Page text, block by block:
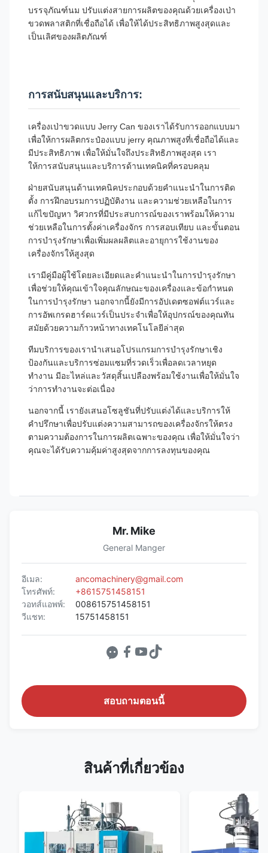
บรรจุภัณฑ์นม ปรับแต่งสายการผลิตของคุณด้วยเครื่องเป่า
ขวดพลาสติกที่เชื่อถือได้ เพื่อให้ได้ประสิทธิภาพสูงสุดและ
เป็นเลิศของผลิตภัณฑ์
การสนับสนุนและบริการ:
เครื่องเป่าขวดแบบ Jerry Can ของเราได้รับการออกแบบมา
เพื่อให้การผลิตกระป๋องแบบ jerry คุณภาพสูงที่เชื่อถือได้และ
มีประสิทธิภาพ เพื่อให้มั่นใจถึงประสิทธิภาพสูงสุด เรา
ให้การสนับสนุนและบริการด้านเทคนิคที่ครอบคลุม
ฝ่ายสนับสนุนด้านเทคนิคประกอบด้วยคำแนะนำในการติด
ตั้ง การฝึกอบรมการปฏิบัติงาน และความช่วยเหลือในการ
แก้ไขปัญหา วิศวกรที่มีประสบการณ์ของเราพร้อมให้ความ
ช่วยเหลือในการตั้งค่าเครื่องจักร การสอบเทียบ และขั้นตอน
การบำรุงรักษาเพื่อเพิ่มผลผลิตและอายุการใช้งานของ
เครื่องจักรให้สูงสุด
เรามีคู่มือผู้ใช้โดยละเอียดและคำแนะนำในการบำรุงรักษา
เพื่อช่วยให้คุณเข้าใจคุณลักษณะของเครื่องและข้อกำหนด
ในการบำรุงรักษา นอกจากนี้ยังมีการอัปเดตซอฟต์แวร์และ
การอัพเกรดฮาร์ดแวร์เป็นประจำเพื่อให้อุปกรณ์ของคุณทัน
สมัยด้วยความก้าวหน้าทางเทคโนโลยีล่าสุด
ทีมบริการของเรานำเสนอโปรแกรมการบำรุงรักษาเชิง
ป้องกันและบริการซ่อมแซมที่รวดเร็วเพื่อลดเวลาหยุด
ทำงาน มีอะไหล่และวัสดุสิ้นเปลืองพร้อมใช้งานเพื่อให้มั่นใจ
ว่าการทำงานจะต่อเนื่อง
นอกจากนี้ เรายังเสนอโซลูชันที่ปรับแต่งได้และบริการให้
คำปรึกษาเพื่อปรับแต่งความสามารถของเครื่องจักรให้ตรง
ตามความต้องการในการผลิตเฉพาะของคุณ เพื่อให้มั่นใจว่า
คุณจะได้รับความคุ้มค่าสูงสุดจากการลงทุนของคุณ
Mr. Mike
General Manger
อีเมล:
ancomachinery@gmail.com
โทรศัพท์:
+8615751458151
วอทส์แอพพ์:
008615751458151
วีแชท:
15751458151
สอบถามตอนนี้
สินค้าที่เกี่ยวข้อง